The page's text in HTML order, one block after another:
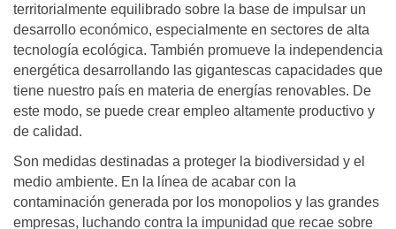
territorialmente equilibrado sobre la base de impulsar un
desarrollo económico, especialmente en sectores de alta
tecnología ecológica. También promueve la independencia
energética desarrollando las gigantescas capacidades que
tiene nuestro país en materia de energías renovables. De
este modo, se puede crear empleo altamente productivo y
de calidad.
Son medidas destinadas a proteger la biodiversidad y el
medio ambiente. En la línea de acabar con la
contaminación generada por los monopolios y las grandes
empresas, luchando contra la impunidad que recae sobre